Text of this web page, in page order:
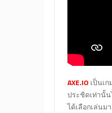
AXE.IO เป็นเ
ประชิดเท่านั้น
ได้เลือกเล่นม